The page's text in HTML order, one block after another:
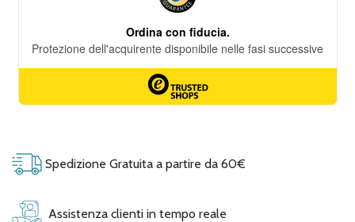
Spedizione Gratuita a partire da 60€
Assistenza clienti in tempo reale